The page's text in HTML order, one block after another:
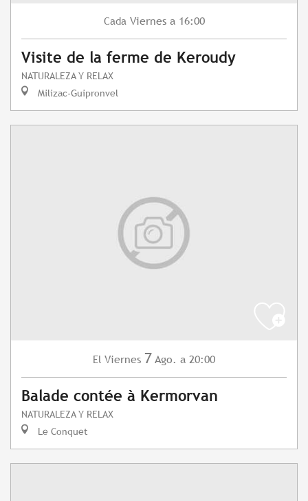
Cada Viernes a 16:00
Visite de la ferme de Keroudy
NATURALEZA Y RELAX
Milizac-Guipronvel
El Viernes 7 Ago. a 20:00
Balade contée à Kermorvan
NATURALEZA Y RELAX
Le Conquet